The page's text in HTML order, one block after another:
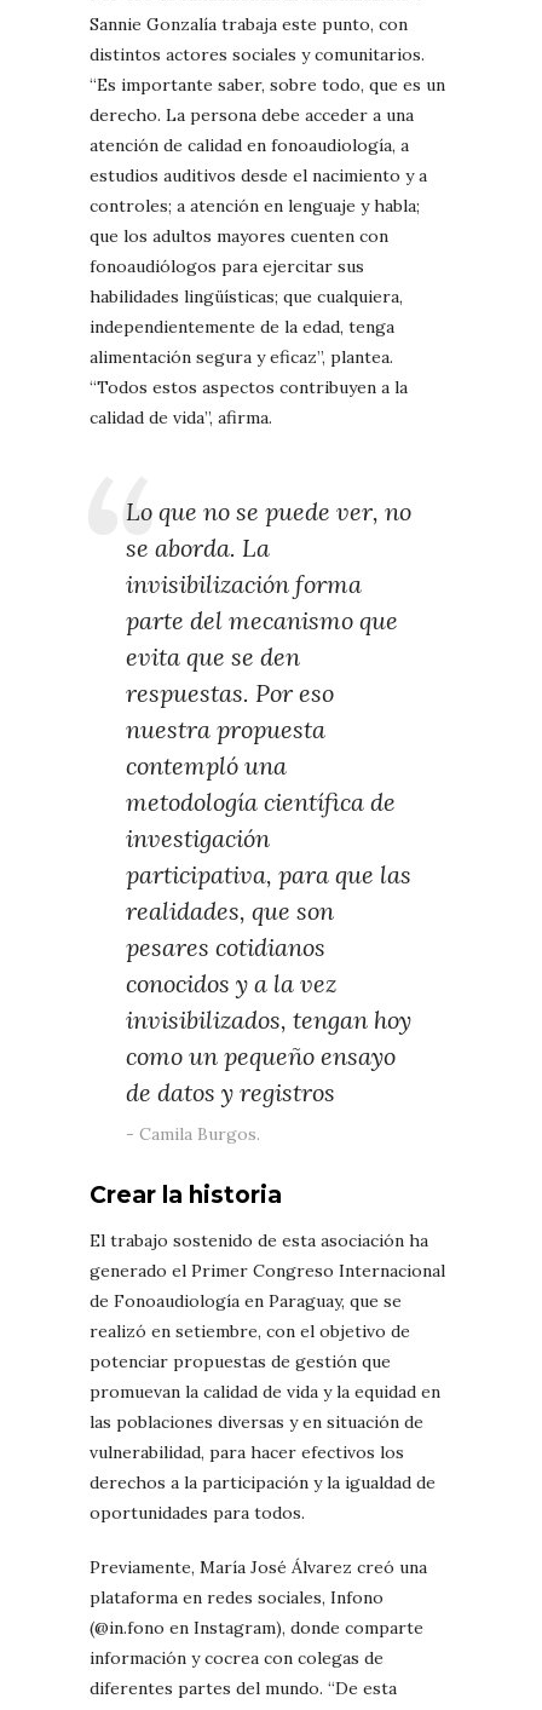
Sannie Gonzalía trabaja este punto, con
distintos actores sociales y comunitarios.
“Es importante saber, sobre todo, que es un
derecho. La persona debe acceder a una
atención de calidad en fonoaudiología, a
estudios auditivos desde el nacimiento y a
controles; a atención en lenguaje y habla;
que los adultos mayores cuenten con
fonoaudiólogos para ejercitar sus
habilidades lingüísticas; que cualquiera,
independientemente de la edad, tenga
alimentación segura y eficaz”, plantea.
“Todos estos aspectos contribuyen a la
calidad de vida”, afirma.
Lo que no se puede ver, no
se aborda. La
invisibilización forma
parte del mecanismo que
evita que se den
respuestas. Por eso
nuestra propuesta
contempló una
metodología científica de
investigación
participativa, para que las
realidades, que son
pesares cotidianos
conocidos y a la vez
invisibilizados, tengan hoy
como un pequeño ensayo
de datos y registros
Camila Burgos.
Crear la historia
El trabajo sostenido de esta asociación ha
generado el Primer Congreso Internacional
de Fonoaudiología en Paraguay, que se
realizó en setiembre, con el objetivo de
potenciar propuestas de gestión que
promuevan la calidad de vida y la equidad en
las poblaciones diversas y en situación de
vulnerabilidad, para hacer efectivos los
derechos a la participación y la igualdad de
oportunidades para todos.
Previamente, María José Álvarez creó una
plataforma en redes sociales, Infono
(@in.fono en Instagram), donde comparte
información y cocrea con colegas de
diferentes partes del mundo. “De esta